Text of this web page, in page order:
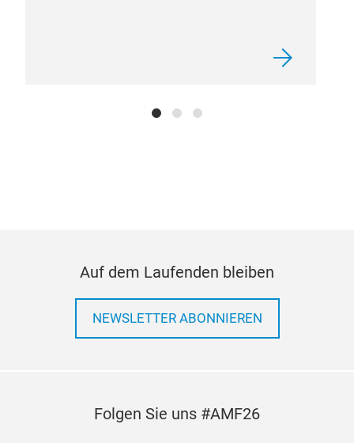
Auf dem Laufenden bleiben
NEWSLETTER ABONNIEREN
Folgen Sie uns #AMF26